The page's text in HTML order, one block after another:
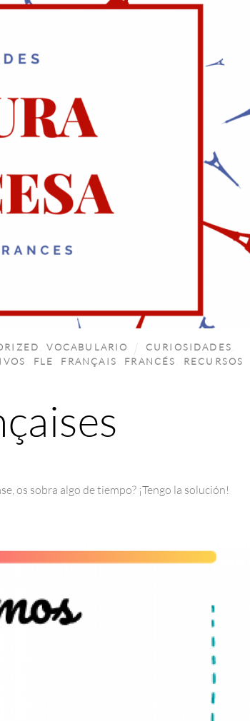
,VOCABULARIO CURIOSIDADES
FLE FRANÇAIS FRANCÉS
RECURSOS
os sobra algo de tiempo? ¡Tengo la solución!